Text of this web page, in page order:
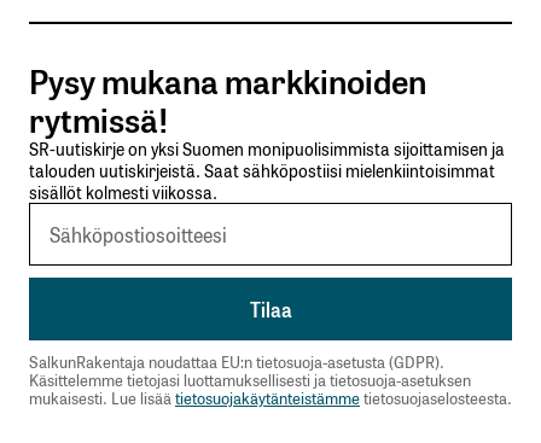
Tilaa SalkunRakentajan uutiskirje
Lähetä kommentti
Pysy mukana markkinoiden
rytmissä!
SR-uutiskirje on yksi Suomen monipuolisimmista sijoittamisen ja
talouden uutiskirjeistä. Saat sähköpostiisi mielenkiintoisimmat
sisällöt kolmesti viikossa.
SalkunRakentaja noudattaa EU:n tietosuoja-asetusta (GDPR).
Käsittelemme tietojasi luottamuksellisesti ja tietosuoja-asetuksen
mukaisesti. Lue lisäätietosuojakäytänteistämmetietosuojaselosteesta.